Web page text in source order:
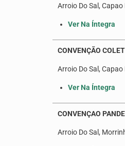
Arroio Do Sal,
Ver Na Íntegra
CONVENÇÃO
Arroio Do Sal,
Ver Na Íntegra
CONVENÇAO
Arroio Do Sal,